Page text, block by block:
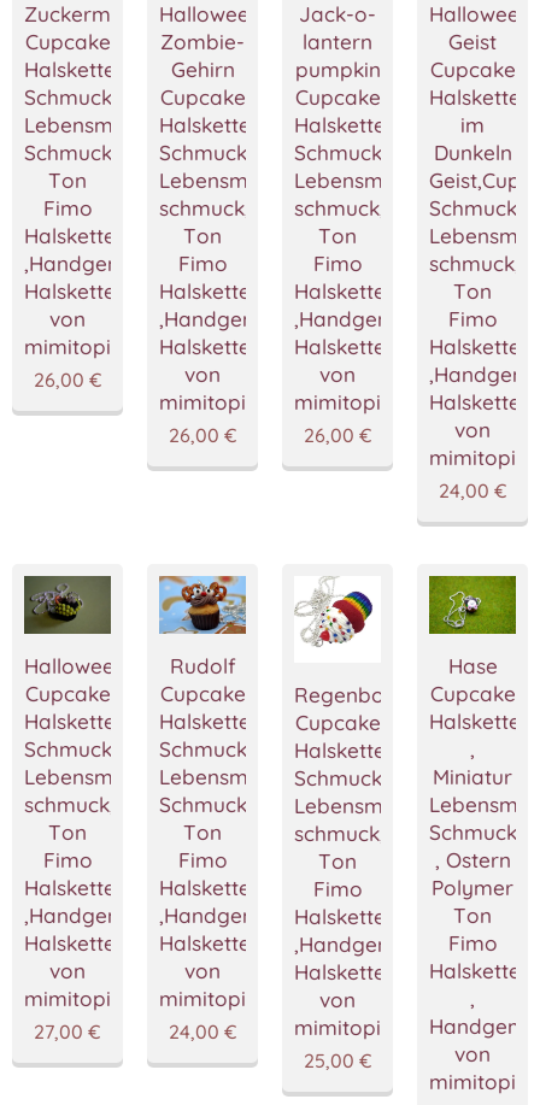
Zuckermais
Cupcake
Halskette,Cupcake
Schmuck,Miniatur
Lebensmittel
Schmuck,Polymer
Ton
Fimo
Halskette
,Handgemacht
Halskette
von
mimitopia
26,00 €
Halloween
Zombie-
Gehirn
Cupcake
Halskette,Cupcake
Schmuck,Miniatur
Lebensmittel
schmuck,Polymer
Ton
Fimo
Halskette
,Handgemacht
Halskette
von
mimitopia
26,00 €
Jack-o-
lantern
pumpkin
Cupcake
Halskette,Cupcake
Schmuck,Miniatur
Lebensmittel
schmuck,Polymer
Ton
Fimo
Halskette
,Handgemacht
Halskette
von
mimitopia
26,00 €
Halloween
Geist
Cupcake
im
Dunkeln
Ton
Fimo
Halskette
Halskette
von
mimitopia
24,00 €
Halloween
Cupcake
Halskette,Cupcake
Schmuck,Miniatur
Lebensmittel
schmuck,Polymer
Ton
Fimo
Halskette
,Handgemacht
Halskette
von
mimitopia
27,00 €
Rudolf
Cupcake
Halskette,Cupcake
Schmuck,Miniatur
Lebensmittel
Schmuck,Polymer
Ton
Fimo
Halskette
,Handgemacht
Halskette
von
mimitopia
24,00 €
Regenbogen
Cupcake
Halskette,Cupcake
Schmuck,Miniatur
Lebensmittel
schmuck,Polymer
Ton
Fimo
Halskette
,Handgemacht
Halskette
von
mimitopia
25,00 €
Hase
Cupcake
Halskette
,
Miniatur
Schmuck
, Ostern
Polymer
Ton
Fimo
Halskette
,
von
mimitopia